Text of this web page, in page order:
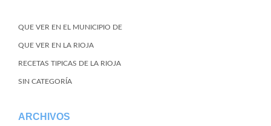
QUE VER EN EL MUNICIPIO DE
QUE VER EN LA RIOJA
RECETAS TIPICAS DE LA RIOJA
SIN CATEGORÍA
ARCHIVOS